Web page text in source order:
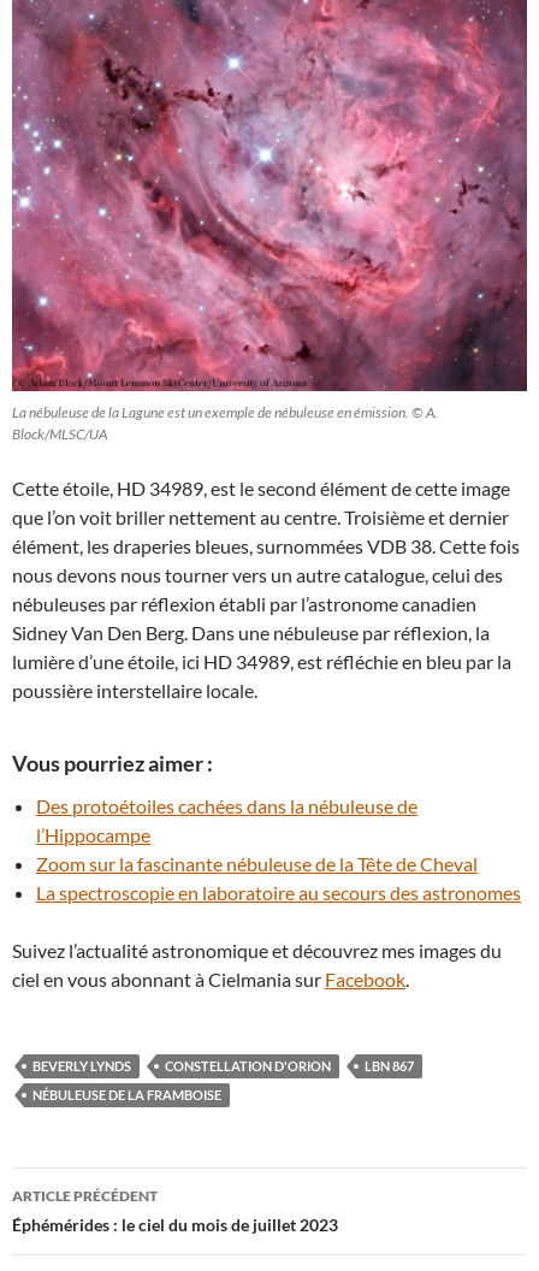
La nébuleuse de la Lagune est un exemple de nébuleuse en émission. © A.
Block/MLSC/UA
Cette étoile, HD 34989, est le second élément de cette image
que l’on voit briller nettement au centre. Troisième et dernier
élément, les draperies bleues, surnommées VDB 38. Cette fois
nous devons nous tourner vers un autre catalogue, celui des
nébuleuses par réflexion établi par l’astronome canadien
Sidney Van Den Berg. Dans une nébuleuse par réflexion, la
lumière d’une étoile, ici HD 34989, est réfléchie en bleu par la
poussière interstellaire locale.
Vous pourriez aimer :
Des protoétoiles cachées dans la nébuleuse de
l’Hippocampe
Zoom sur la fascinante nébuleuse de la Tête de Cheval
La spectroscopie en laboratoire au secours des astronomes
Suivez l’actualité astronomique et découvrez mes images du
ciel en vous abonnant à Cielmania sur Facebook.
BEVERLY LYNDS CONSTELLATION D'ORION
LBN 867
NÉBULEUSE DE LA FRAMBOISE
Navigation
des
ARTICLE PRÉCÉDENT
Éphémérides : le ciel du mois de juillet 2023